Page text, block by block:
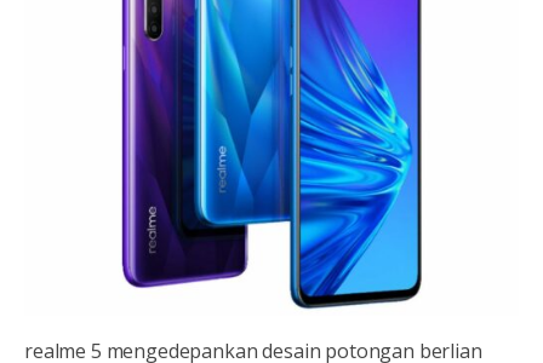
realme 5 mengedepankan desain potongan berlian